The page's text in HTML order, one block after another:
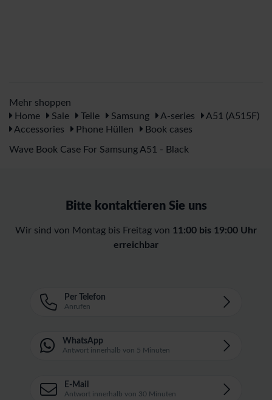
Mehr shoppen
Home
Sale Teile Samsung A-series
A51 (A515F)
Accessories
Phone Hüllen Book cases
Wave Book Case For Samsung A51 - Black
Bitte kontaktieren Sie uns
Wir sind von Montag bis Freitag von 11:00 bis 19:00 Uhr
erreichbar
Per Telefon
Anrufen
WhatsApp
Antwort innerhalb von 5 Minuten
E-Mail
Antwort innerhalb von 30 Minuten